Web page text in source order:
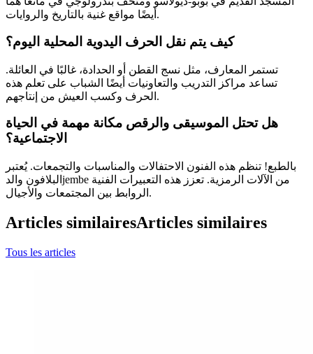
أيضًا مواقع غنية بالتاريخ والروايات.
كيف يتم نقل الحرف اليدوية المحلية اليوم؟
تستمر المعارف، مثل نسج القطن أو الحدادة، غالبًا في العائلة.
تساعد مراكز التدريب والتعاونيات أيضًا الشباب على تعلم هذه
الحرف وكسب العيش من إنتاجهم.
هل تحتل الموسيقى والرقص مكانة مهمة في الحياة
الاجتماعية؟
بالطبع! تنظم هذه الفنون الاحتفالات والمناسبات والتجمعات. يُعتبر
البلافون والدjembe من الآلات الرمزية. تعزز هذه التعبيرات الفنية
الروابط بين المجتمعات والأجيال.
Articles similairesArticles similaires
Tous les articles